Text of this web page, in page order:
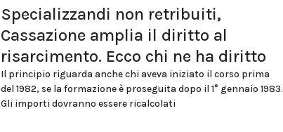
Specializzandi non retribuiti,
Cassazione amplia il diritto al
risarcimento. Ecco chi ne ha diritto
Il principio riguarda anche chi aveva iniziato il corso prima
del 1982, se la formazione è proseguita dopo il 1° gennaio 1983.
Gli importi dovranno essere ricalcolati